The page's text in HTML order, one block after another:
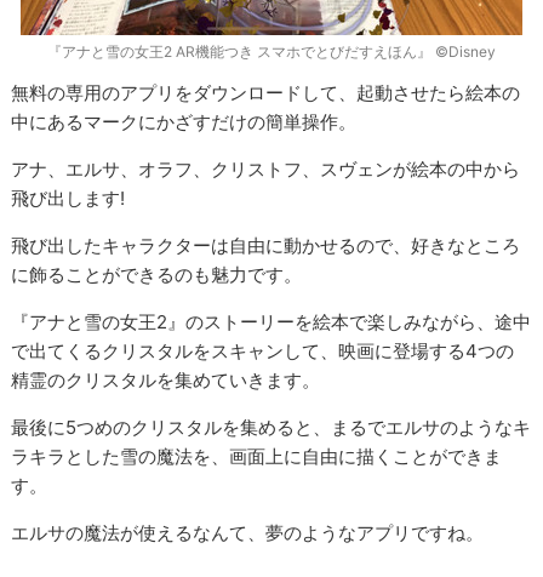
『アナと雪の女王2 AR機能つき スマホでとびだすえほん』 ©Disney
無料の専用のアプリをダウンロードして、起動させたら絵本の
中にあるマークにかざすだけの簡単操作。
アナ、エルサ、オラフ、クリストフ、スヴェンが絵本の中から
飛び出します!
飛び出したキャラクターは自由に動かせるので、好きなところ
に飾ることができるのも魅力です。
『アナと雪の女王2』のストーリーを絵本で楽しみながら、途中
で出てくるクリスタルをスキャンして、映画に登場する4つの
精霊のクリスタルを集めていきます。
最後に5つめのクリスタルを集めると、まるでエルサのようなキ
ラキラとした雪の魔法を、画面上に自由に描くことができま
す。
エルサの魔法が使えるなんて、夢のようなアプリですね。